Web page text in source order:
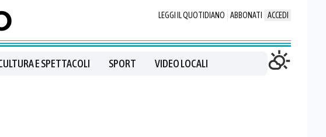
LEGGI IL QUOTIDIANO ABBONATI ACCEDI
E SPETTACOLI SPORT VIDEO LOCALI